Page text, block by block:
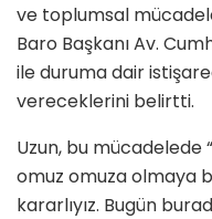
ve toplumsal
Baro Başkanı Av.
ile duruma dair
vereceklerini belirtti.
Uzun, bu mücadelede
omuz omuza olmaya
kararlıyız. Bugün